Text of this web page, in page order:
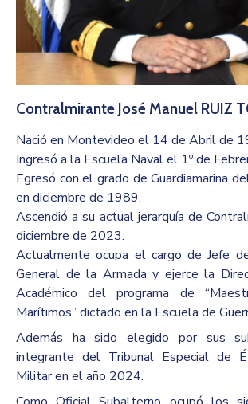
Contralmirante José Manuel RUIZ
Nació en Montevideo el 14 de Abril de
Ingresó a la Escuela Naval el 1º de
Egresó con el grado de Guardiamarina
en diciembre de 1989.
Ascendió a su actual jerarquía de
diciembre de 2023.
Actualmente ocupa el cargo de Jefe
General de la Armada y ejerce la
Académico del programa de
Marítimos” dictado en la Escuela de
Además ha sido elegido por sus
integrante del Tribunal Especial de
Militar en el año 2024.